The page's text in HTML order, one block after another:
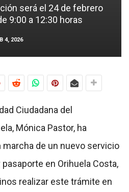
será el 24 de febrero
9:00 a 12:30 horas
4, 2026
Ciudadana del
Mónica Pastor, ha
marcha de un nuevo servicio
en Orihuela Costa,
realizar este trámite en